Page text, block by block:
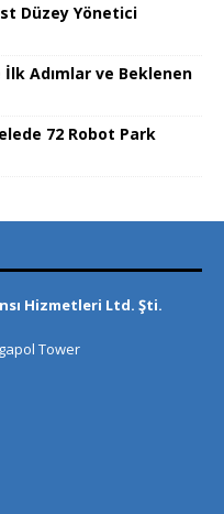
Düzey Yönetici
Adımlar ve Beklenen
72 Robot Park
Hizmetleri Ltd. Şti.
Tower